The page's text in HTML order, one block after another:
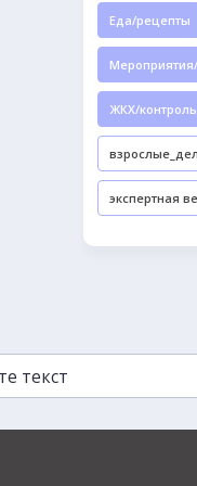
Еда/рецепты
ЖКХ/
экспертная